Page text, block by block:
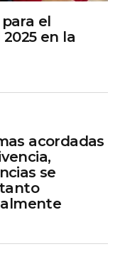
el
en la
acordadas
se